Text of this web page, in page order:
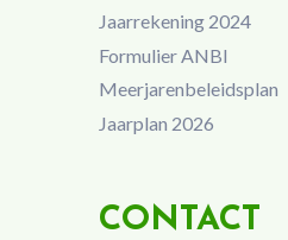
Jaarrekening 2024
Formulier ANBI
Meerjarenbeleidsplan
Jaarplan 2026
CONTACT